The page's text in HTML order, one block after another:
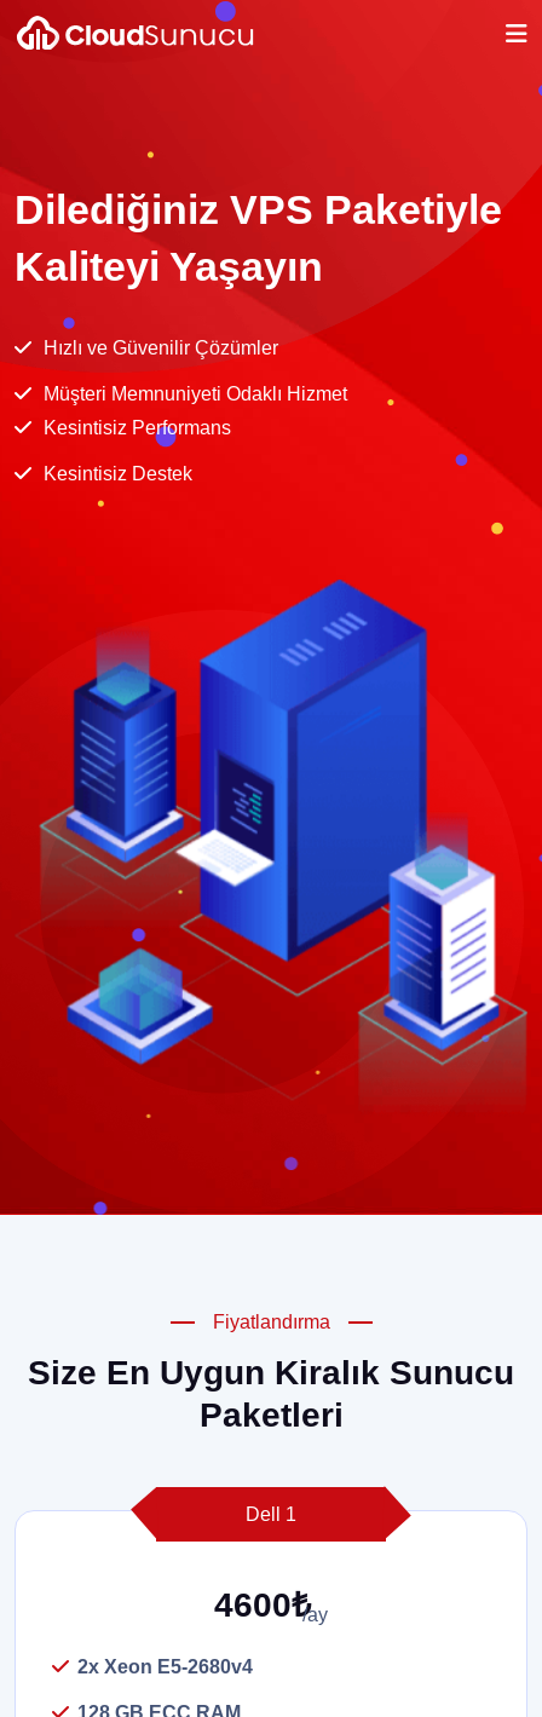
Dilediğiniz VPS Paketiyle
Kaliteyi Yaşayın
Hızlı ve Güvenilir Çözümler
Müşteri Memnuniyeti Odaklı Hizmet
Kesintisiz Performans
Kesintisiz Destek
Fiyatlandırma
Size En Uygun Kiralık Sunucu
Paketleri
Dell 1
4600₺
/ay
2x Xeon E5-2680v4